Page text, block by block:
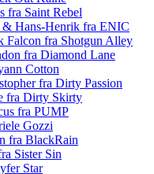
fra Saint Rebel
& Hans-Henrik fra ENIC
Falcon fra Shotgun Alley
fra Diamond Lane
Cotton
fra Dirty Passion
fra Dirty Skirty
fra PUMP
Gozzi
fra BlackRain
Sister Sin
Star